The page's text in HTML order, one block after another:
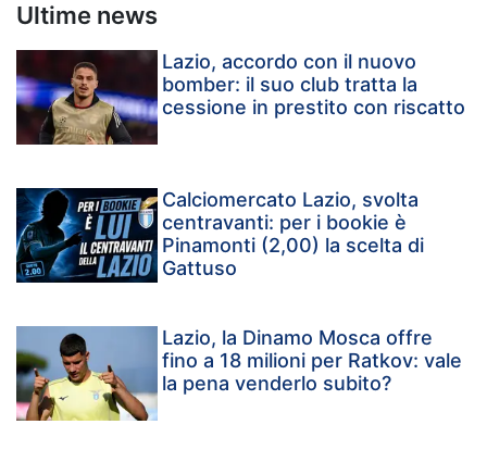
Ultime news
Lazio, accordo con il nuovo
bomber: il suo club tratta la
cessione in prestito con riscatto
Calciomercato Lazio, svolta
centravanti: per i bookie è
Pinamonti (2,00) la scelta di
Gattuso
Lazio, la Dinamo Mosca offre
fino a 18 milioni per Ratkov: vale
la pena venderlo subito?